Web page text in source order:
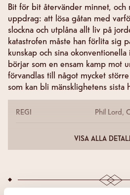
Bit för bit återvänder minnet, och
uppdrag: att lösa gåtan med
slockna och utplåna allt liv på
katastrofen måste han förlita sig
kunskap och sina
börjar som en ensam kamp mot
förvandlas till något mycket
som kan bli mänsklighetens sista
REGI Phil Lord,
VISA ALLA